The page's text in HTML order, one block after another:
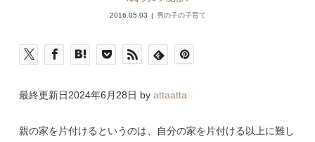
2016.05.03 男の子の子育て
最終更新日2024年6月28日 byattaatta
親の家を片付けるというのは、自分の家を片付ける以上に難し